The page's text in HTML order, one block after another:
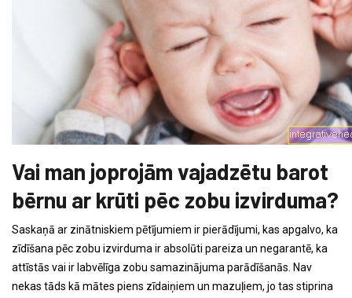
Vai man joprojām vajadzētu barot
bērnu ar krūti pēc zobu izvirduma?
Saskaņā ar zinātniskiem pētījumiem ir pierādījumi, kas apgalvo, ka
zīdīšana pēc zobu izvirduma ir absolūti pareiza un negarantē, ka
attīstās vai ir labvēlīga zobu samazinājuma parādīšanās. Nav
nekas tāds kā mātes piens zīdaiņiem un mazuļiem, jo ​​tas stiprina